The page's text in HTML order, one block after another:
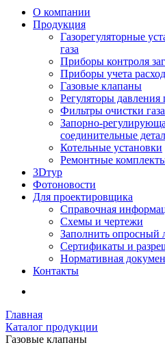
О компании
Продукция
Газорегуляторные
газа
Приборы контроля
Приборы учета
Газовые клапаны
Регуляторы давления
Фильтры очистки газа
Запорно-
соединительные
Котельные установки
Ремонтные
3Dтур
Фотоновости
Для проектировщика
Справочная
Схемы и чертежи
Заполнить опросный
Сертификаты и
Нормативная
Контакты
Главная
Каталог продукции
Газовые клапаны